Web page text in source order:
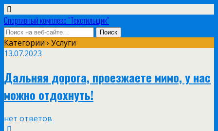
Спортивный комплекс "Текстильщик"
Категории › Услуги
13.07.2023
Дальняя дорога, проезжаете мимо, у нас
можно отдохнуть!
нет ответов